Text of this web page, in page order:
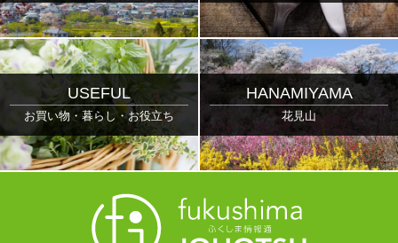
USEFUL
お買い物・暮らし・お役立ち
HANAMIYAMA
花見山